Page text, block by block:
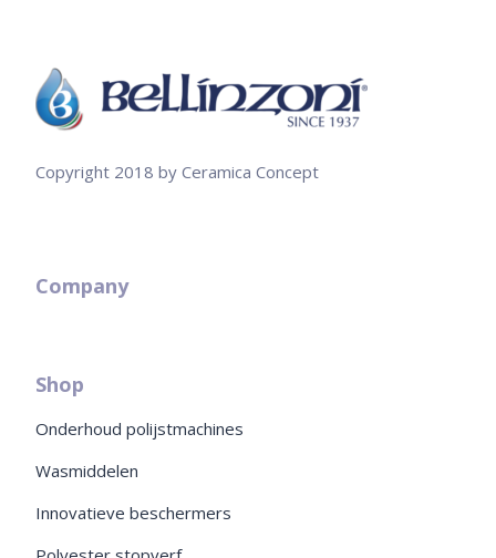
Copyright 2018 by Ceramica Concept
Company
Shop
Onderhoud polijstmachines
Wasmiddelen
Innovatieve beschermers